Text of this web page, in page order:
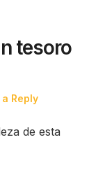
tesoro
Reply
de esta